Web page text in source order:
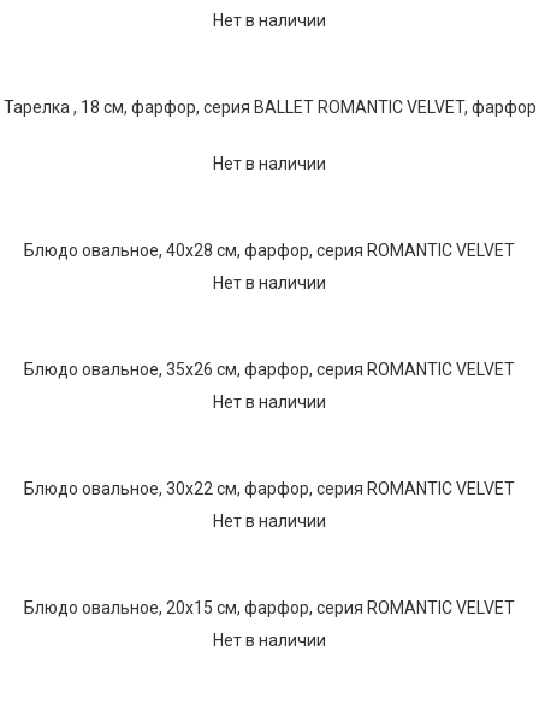
Нет в наличии
Тарелка , 18 см, фарфор, серия BALLET ROMANTIC VELVET, фарфор
Нет в наличии
Блюдо овальное, 40х28 см, фарфор, серия ROMANTIC VELVET
Нет в наличии
Блюдо овальное, 35х26 см, фарфор, серия ROMANTIC VELVET
Нет в наличии
Блюдо овальное, 30х22 см, фарфор, серия ROMANTIC VELVET
Нет в наличии
Блюдо овальное, 20х15 см, фарфор, серия ROMANTIC VELVET
Нет в наличии